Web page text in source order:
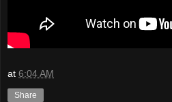
at 6:04 AM
Share